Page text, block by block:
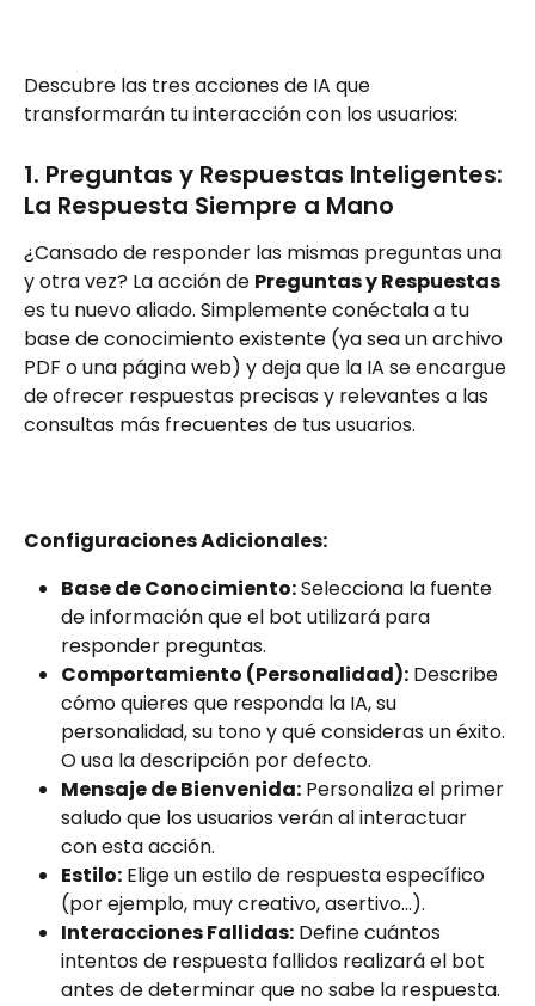
Descubre las tres acciones de IA que
transformarán tu interacción con los usuarios:
1. Preguntas y Respuestas Inteligentes:
La Respuesta Siempre a Mano
¿Cansado de responder las mismas preguntas una
y otra vez? La acción de Preguntas y Respuestas
es tu nuevo aliado. Simplemente conéctala a tu
base de conocimiento existente (ya sea un archivo
PDF o una página web) y deja que la IA se encargue
de ofrecer respuestas precisas y relevantes a las
consultas más frecuentes de tus usuarios.
Configuraciones Adicionales:
Base de Conocimiento: Selecciona la fuente
de información que el bot utilizará para
responder preguntas.
Comportamiento (Personalidad): Describe
cómo quieres que responda la IA, su
personalidad, su tono y qué consideras un éxito.
O usa la descripción por defecto.
Mensaje de Bienvenida: Personaliza el primer
saludo que los usuarios verán al interactuar
con esta acción.
Estilo: Elige un estilo de respuesta específico
(por ejemplo, muy creativo, asertivo...).
Interacciones Fallidas: Define cuántos
intentos de respuesta fallidos realizará el bot
antes de determinar que no sabe la respuesta.